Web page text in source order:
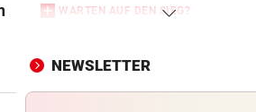
WARTEN AUF DEN SIEG?
ganz andere!“
DRAMATISCHE VERLETZUNG
NEWSLETTER